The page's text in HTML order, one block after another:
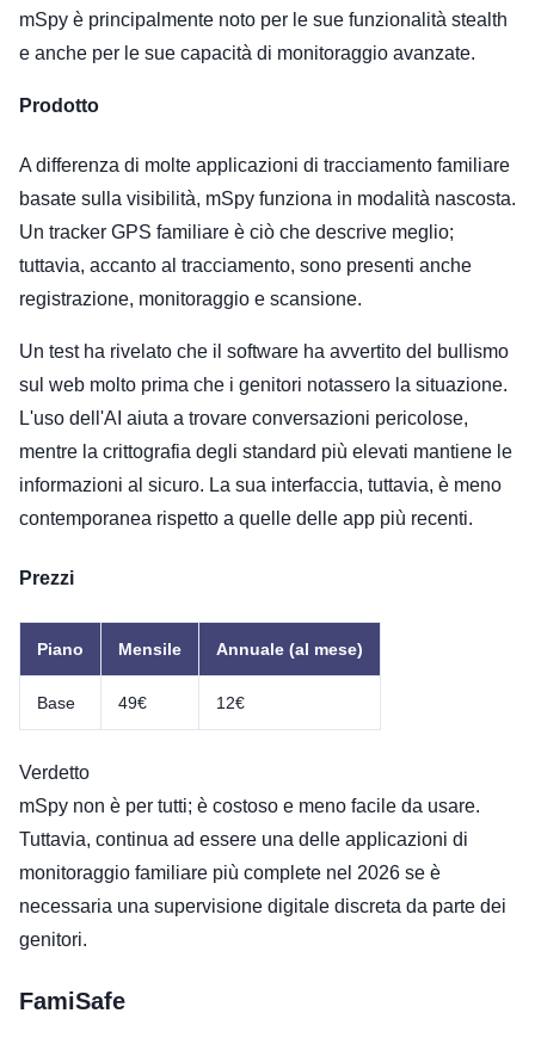
mSpy è principalmente noto per le sue funzionalità stealth
e anche per le sue capacità di monitoraggio avanzate.
Prodotto
A differenza di molte applicazioni di tracciamento familiare
basate sulla visibilità, mSpy funziona in modalità nascosta.
Un tracker GPS familiare è ciò che descrive meglio;
tuttavia, accanto al tracciamento, sono presenti anche
registrazione, monitoraggio e scansione.
Un test ha rivelato che il software ha avvertito del bullismo
sul web molto prima che i genitori notassero la situazione.
L'uso dell'AI aiuta a trovare conversazioni pericolose,
mentre la crittografia degli standard più elevati mantiene le
informazioni al sicuro. La sua interfaccia, tuttavia, è meno
contemporanea rispetto a quelle delle app più recenti.
Prezzi
Piano Mensile Annuale (al mese)
Base 49€ 12€
Verdetto
mSpy non è per tutti; è costoso e meno facile da usare.
Tuttavia, continua ad essere una delle applicazioni di
monitoraggio familiare più complete nel 2026 se è
necessaria una supervisione digitale discreta da parte dei
genitori.
FamiSafe